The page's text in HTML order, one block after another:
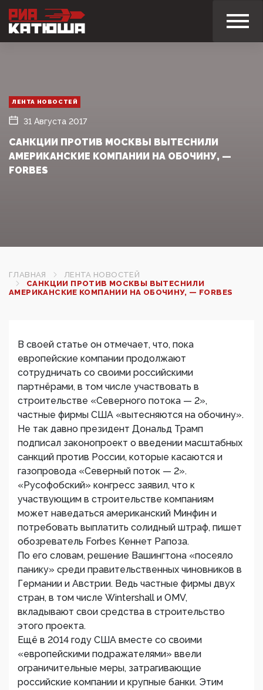
ЛЕНТА НОВОСТЕЙ
31 Августа 2017
САНКЦИИ ПРОТИВ МОСКВЫ ВЫТЕСНИЛИ
АМЕРИКАНСКИЕ КОМПАНИИ НА ОБОЧИНУ, —
FORBES
ГЛАВНАЯ
ЛЕНТА НОВОСТЕЙ
САНКЦИИ ПРОТИВ МОСКВЫ ВЫТЕСНИЛИ
АМЕРИКАНСКИЕ КОМПАНИИ НА ОБОЧИНУ, — FORBES
В своей статье он отмечает, что, пока
европейские компании продолжают
сотрудничать со своими российскими
партнёрами, в том числе участвовать в
строительстве «Северного потока — 2»,
частные фирмы США «вытесняются на обочину».
Не так давно президент Дональд Трамп
подписал законопроект о введении масштабных
санкций против России, которые касаются и
газопровода «Северный поток — 2».
«Русофобский» конгресс заявил, что к
участвующим в строительстве компаниям
может наведаться американский Минфин и
потребовать выплатить солидный штраф, пишет
обозреватель Forbes Кеннет Рапоза.
По его словам, решение Вашингтона «посеяло
панику» среди правительственных чиновников в
Германии и Австрии. Ведь частные фирмы двух
стран, в том числе Wintershall и OMV,
вкладывают свои средства в строительство
этого проекта.
Ещё в 2014 году США вместе со своими
«европейскими подражателями» ввели
ограничительные меры, затрагивающие
российские компании и крупные банки. Этим